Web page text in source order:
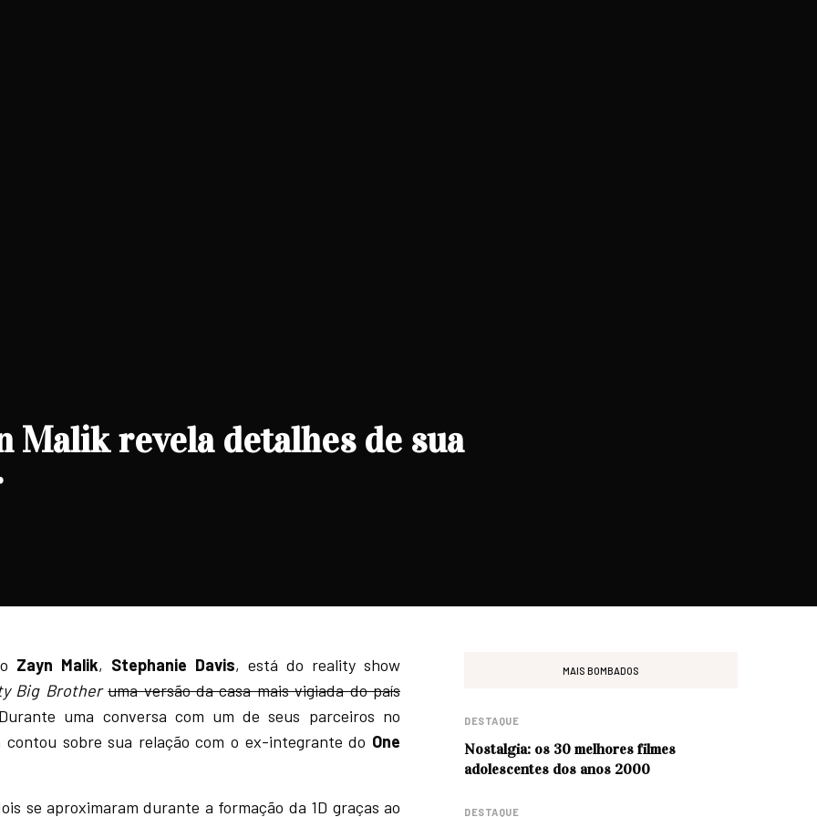
Malik revela detalhes de sua
Zayn Malik, Stephanie Davis, está do reality show
Big Brother uma versão da casa mais vigiada do país
uma conversa com um de seus parceiros no
sobre sua relação com o ex-integrante do One
se aproximaram durante a formação da 1D graças ao
MAIS BOMBADOS
DESTAQUE
Nostalgia: os 30 melhores filmes
adolescentes dos anos 2000
DESTAQUE